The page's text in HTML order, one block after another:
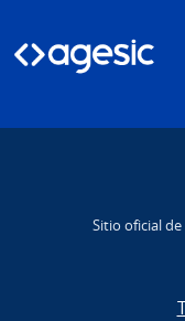
Sitio oficial